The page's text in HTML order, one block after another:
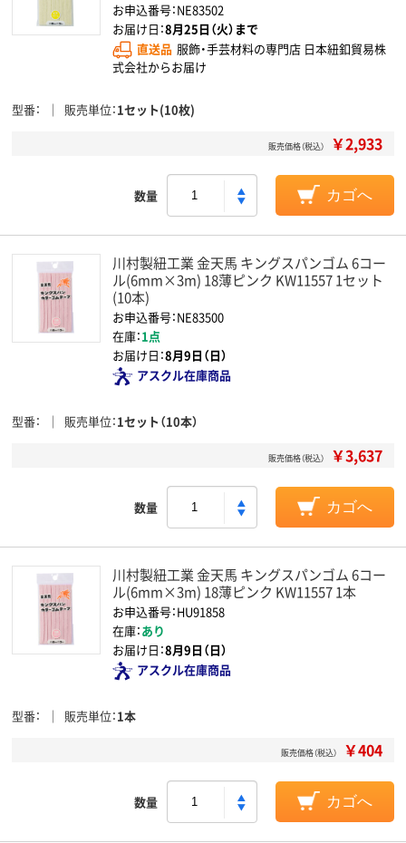
お申込番号：NE83502
お届け日：8月25日（火）まで
直送品 服飾・手芸材料の専門店 日本紐釦貿易株
式会社からお届け
型番 販売単位 1セット(10枚)
販売価格（税込） ￥2,933
数量 カゴへ
川村製紐工業 金天馬 キングスパンゴム 6コー
ル(6mm×3m) 18薄ピンク KW11557 1セット
(10本)
お申込番号：NE83500
在庫：1点
お届け日：8月9日（日）
アスクル在庫商品
型番 販売単位 1セット（10本）
販売価格（税込） ￥3,637
数量 カゴへ
川村製紐工業 金天馬 キングスパンゴム 6コー
ル(6mm×3m) 18薄ピンク KW11557 1本
お申込番号：HU91858
在庫：あり
お届け日：8月9日（日）
アスクル在庫商品
型番 販売単位 1本
販売価格（税込） ￥404
数量 カゴへ